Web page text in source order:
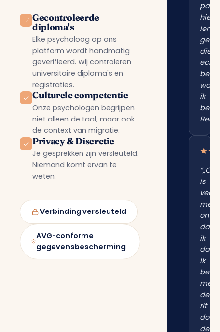
Gecontroleerde
diploma's
Elke psycholoog op ons
platform wordt handmatig
geverifieerd. Wij controleren
universitaire diploma's en
registraties.
Culturele competentie
Onze psychologen begrijpen
niet alleen de taal, maar ook
de context van migratie.
Privacy & Discretie
Je gesprekken zijn versleuteld.
Niemand komt ervan te
weten.
Verbinding versleuteld
AVG-conforme
gegevensbescherming
pas
hier
die
echt
wat
ik
is
veel
meer
dan
ik
Ik
me
de
rit
door
de